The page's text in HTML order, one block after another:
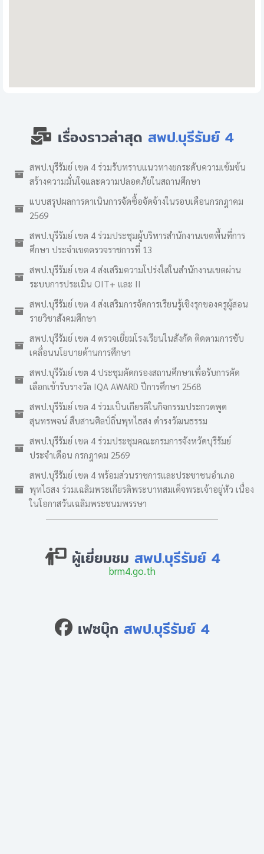
เรื่องราวล่าสุด สพป.บุรีรัมย์ 4
สพป.บุรีรัมย์ เขต 4 ร่วมรับทราบแนวทางยกระดับความเข้มข้น
สร้างความมั่นใจและความปลอดภัยในสถานศึกษา
แบบสรุปผลการดาเนินการจัดซื้อจัดจ้างในรอบเดือนกรกฎาคม
2569
สพป.บุรีรัมย์ เขต 4 ร่วมประชุมผู้บริหารสำนักงานเขตพื้นที่การ
ศึกษา ประจำเขตตรวจราชการที่ 13
สพป.บุรีรัมย์ เขต 4 ส่งเสริมความโปร่งใสในสำนักงานเขตผ่าน
ระบบการประเมิน OIT+ และ II
สพป.บุรีรัมย์ เขต 4 ส่งเสริมการจัดการเรียนรู้เชิงรุกของครูผู้สอน
รายวิชาสังคมศึกษา
สพป.บุรีรัมย์ เขต 4 ตรวจเยี่ยมโรงเรียนในสังกัด ติดตามการขับ
เคลื่อนนโยบายด้านการศึกษา
สพป.บุรีรัมย์ เขต 4 ประชุมคัดกรองสถานศึกษาเพื่อรับการคัด
เลือกเข้ารับรางวัล IQA AWARD ปีการศึกษา 2568
สพป.บุรีรัมย์ เขต 4 ร่วมเป็นเกียรติในกิจกรรมประกวดพูด
สุนทรพจน์ สืบสานศิลป์ถิ่นพุทไธสง ดำรงวัฒนธรรม
สพป.บุรีรัมย์ เขต 4 ร่วมประชุมคณะกรมการจังหวัดบุรีรัมย์
ประจำเดือน กรกฎาคม 2569
สพป.บุรีรัมย์ เขต 4 พร้อมส่วนราชการและประชาชนอำเภอ
พุทไธสง ร่วมเฉลิมพระเกียรติพระบาทสมเด็จพระเจ้าอยู่หัว เนื่อง
ในโอกาสวันเฉลิมพระชนมพรรษา
ผู้เยี่ยมชม สพป.บุรีรัมย์ 4
brm4.go.th
เฟซบุ๊ก สพป.บุรีรัมย์ 4